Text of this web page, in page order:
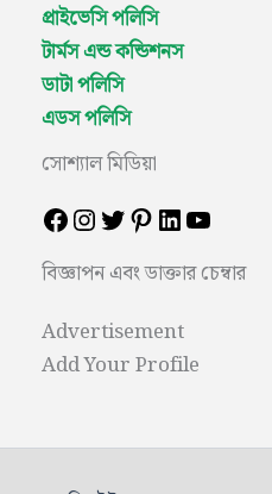
প্রাইভেসি পলিসি
টার্মস এন্ড কন্ডিশনস
ডাটা পলিসি
এডস পলিসি
সোশ্যাল মিডিয়া
বিজ্ঞাপন এবং ডাক্তার চেম্বার
Advertisement
Add Your Profile